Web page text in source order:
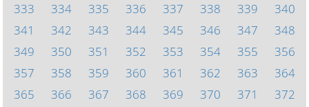
333
334 335 336 337 338 339
340
341
342 343 344 345 346 347
348
349
350 351 352 353 354 355
356
357
358 359 360 361 362 363
364
365
366 367 368 369 370 371 372